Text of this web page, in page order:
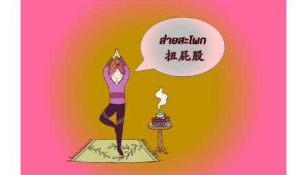
คำกริยาน่ารู้ ส่ายสะโพก